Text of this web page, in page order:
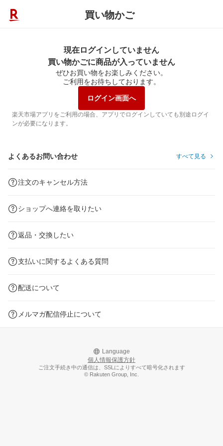
買い物かご
現在ログインしていません
買い物かごに商品が入っていません
ぜひお買い物をお楽しみください。
ご利用をお待ちしております。
ログイン画面へ
楽天市場アプリをご利用の場合、アプリでログインしていても別途ログイ
ンが必要になります。
よくあるお問い合わせ すべて見る
注文のキャンセル方法
ショップへ連絡を取りたい
返品・交換したい
支払いに関するよくある質問
配送について
メルマガ配信停止について
Language
個人情報保護方針
ご注文手続き中の通信は、SSLによりすべて暗号化されます
© Rakuten Group, Inc.